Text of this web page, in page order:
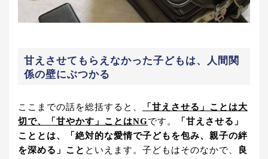
甘えさせてもらえなかった子どもは、人間関
係の壁にぶつかる
ここまでの話を総括すると、
「甘えさせる」ことは大
切で、「甘やかす」ことはNGです。
「甘えさせる」
こととは、「絶対的な愛情で子どもを包み、親子の絆
を深める」こと といえます。子どもはそのなかで、
良